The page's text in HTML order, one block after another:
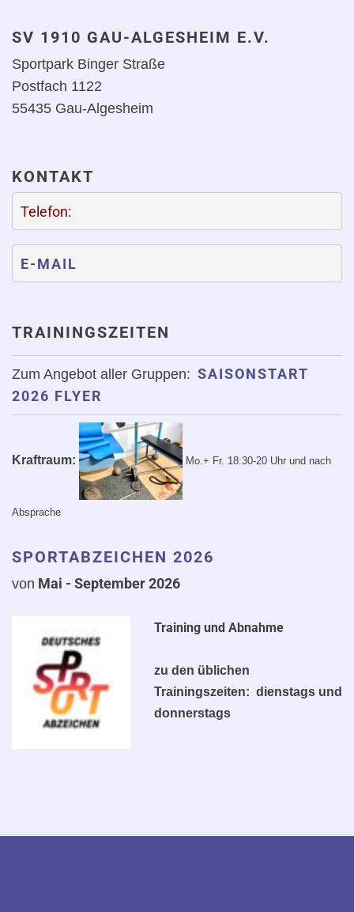
SV 1910 GAU-ALGESHEIM E.V.
Sportpark Binger Straße
Postfach 1122
55435 Gau-Algesheim
KONTAKT
Telefon:
E-MAIL
TRAININGSZEITEN
Zum Angebot aller Gruppen: SAISONSTART
2026 FLYER
Kraftraum: Mo.+ Fr. 18:30-20 Uhr und nach
Absprache
SPORTABZEICHEN 2026
von Mai - September 2026
Training und Abnahme
zu den üblichen
Trainingszeiten: dienstags und
donnerstags